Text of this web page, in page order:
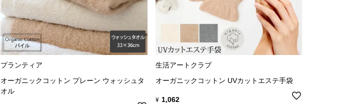
プランティア
オーガニックコットン プレーン ウォッシュタ
オル
生活アートクラブ
オーガニックコットン UVカットエステ手袋
¥ 1,062